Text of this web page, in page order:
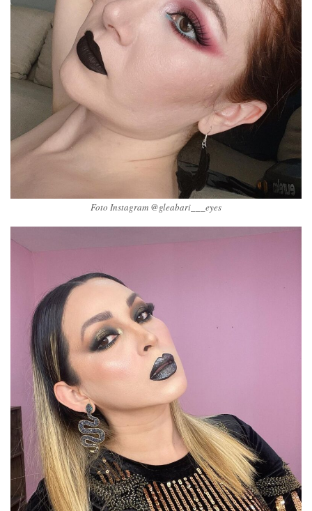
Foto Instagram @gleabari___eyes